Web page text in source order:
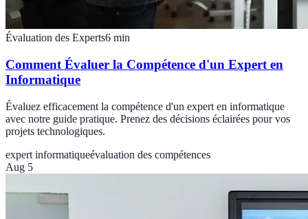
Évaluation des Experts6 min
Comment Évaluer la Compétence d'un Expert en
Informatique
Évaluez efficacement la compétence d'un expert en informatique
avec notre guide pratique. Prenez des décisions éclairées pour vos
projets technologiques.
expert informatiqueévaluation des compétences
Aug 5